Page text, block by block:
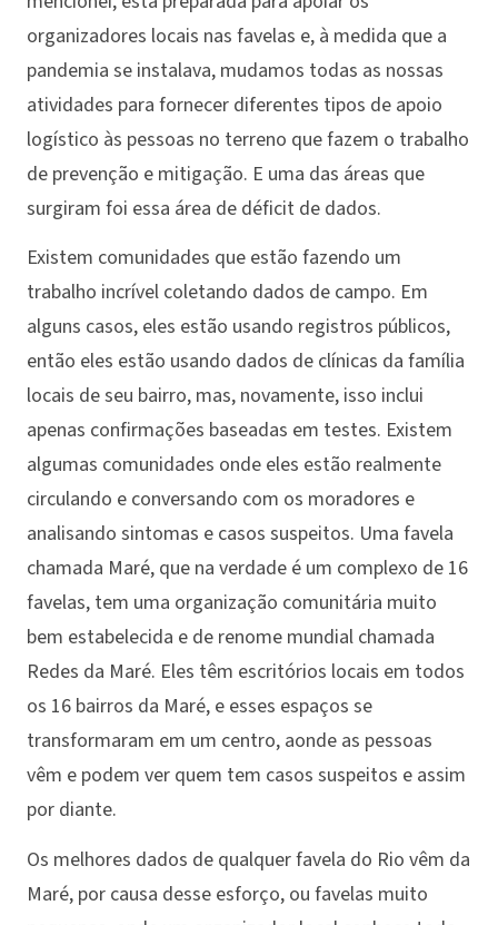
organizadores locais nas favelas e, à medida que a
pandemia se instalava, mudamos todas as nossas
atividades para fornecer diferentes tipos de apoio
logístico às pessoas no terreno que fazem o trabalho
de prevenção e mitigação. E uma das áreas que
surgiram foi essa área de déficit de dados.
Existem comunidades que estão fazendo um
trabalho incrível coletando dados de campo. Em
alguns casos, eles estão usando registros públicos,
então eles estão usando dados de clínicas da família
locais de seu bairro, mas, novamente, isso inclui
apenas confirmações baseadas em testes. Existem
algumas comunidades onde eles estão realmente
circulando e conversando com os moradores e
analisando sintomas e casos suspeitos. Uma favela
chamada Maré, que na verdade é um complexo de 16
favelas, tem uma organização comunitária muito
bem estabelecida e de renome mundial chamada
Redes da Maré. Eles têm escritórios locais em todos
os 16 bairros da Maré, e esses espaços se
transformaram em um centro, aonde as pessoas
vêm e podem ver quem tem casos suspeitos e assim
por diante.
Os melhores dados de qualquer favela do Rio vêm da
Maré, por causa desse esforço, ou favelas muito